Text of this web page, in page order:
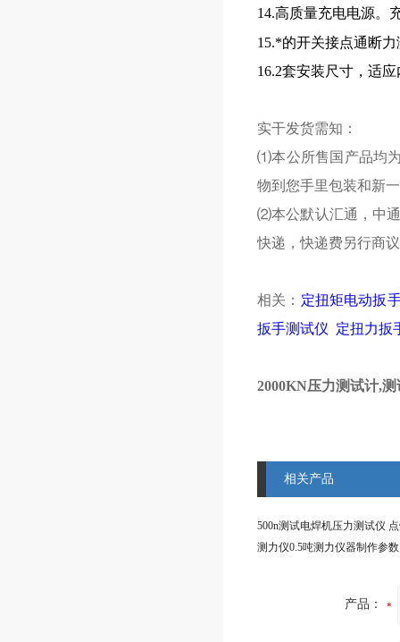
14.高质量充电电源。
15.*的开关接点通断
16.2套安装尺寸，适
实干发货需知：
⑴本公所售国产品均
物到您手里包装和新
⑵本公默认汇通，中
快递，快递费另行商
相关： 定扭矩电动扳
扳手测试仪 定扭力扳
2000KN压力测试计,
相关产品
测力仪0.5吨测力仪器制作参数
产品：